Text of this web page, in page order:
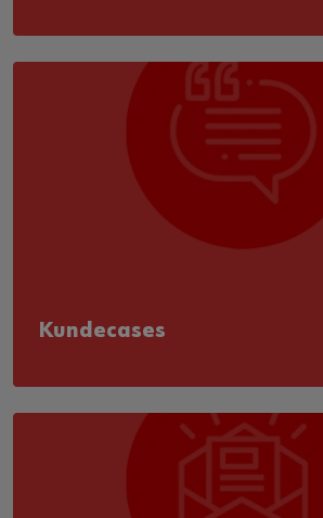
Kundecases